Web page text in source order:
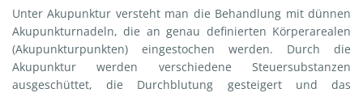
Unter Akupunktur versteht man die Behandlung mit dünnen
Akupunkturnadeln, die an genau definierten Körperarealen
(Akupunkturpunkten) eingestochen werden. Durch die
Akupunktur werden verschiedene Steuersubstanzen
ausgeschüttet, die Durchblutung gesteigert und das